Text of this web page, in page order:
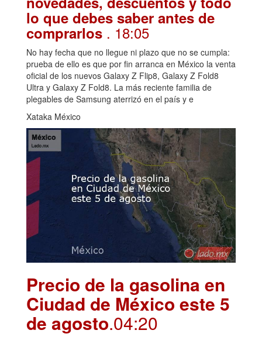
lo que debes saber antes de
comprarlos . 18:05
No hay fecha que no llegue ni plazo que no se cumpla:
prueba de ello es que por fin arranca en México la venta
oficial de los nuevos Galaxy Z Flip8, Galaxy Z Fold8
Ultra y Galaxy Z Fold8. La más reciente familia de
plegables de Samsung aterrizó en el país y e
Xataka México
Precio de la gasolina en
Ciudad de México este 5
de agosto.04:20